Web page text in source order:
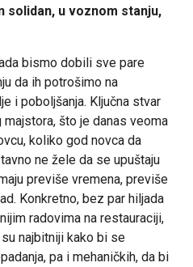
solidan, u voznom stanju,
bismo dobili sve pare
da ih potrošimo na
i poboljšanja. Ključna stvar
što je danas veoma
koliko god novca da
ne žele da se upuštaju
previše vremena, previše
Konkretno, bez par hiljada
radovima na restauraciji,
najbitniji kako bi se
pa i mehaničkih, da bi